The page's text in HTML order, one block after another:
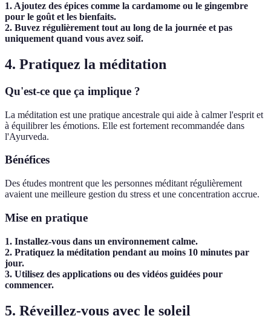
1. Ajoutez des épices comme la cardamome ou le gingembre
pour le goût et les bienfaits.
2. Buvez régulièrement tout au long de la journée et pas
uniquement quand vous avez soif.
4. Pratiquez la méditation
Qu'est-ce que ça implique ?
La méditation est une pratique ancestrale qui aide à calmer l'esprit et
à équilibrer les émotions. Elle est fortement recommandée dans
l'Ayurveda.
Bénéfices
Des études montrent que les personnes méditant régulièrement
avaient une meilleure gestion du stress et une concentration accrue.
Mise en pratique
1. Installez-vous dans un environnement calme.
2. Pratiquez la méditation pendant au moins 10 minutes par
jour.
3. Utilisez des applications ou des vidéos guidées pour
commencer.
5. Réveillez-vous avec le soleil